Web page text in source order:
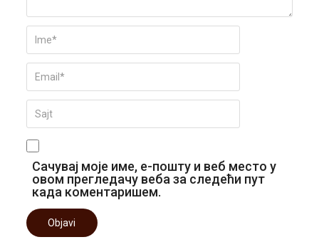
Сачувај моје име, е-пошту и веб место у
овом прегледачу веба за следећи пут
када коментаришем.